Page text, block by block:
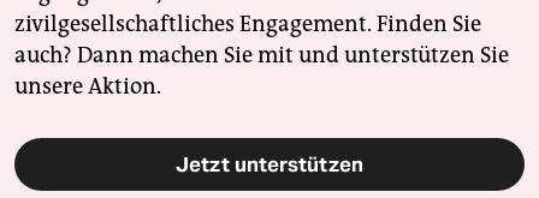
zivilgesellschaftliches Engagement. Finden Sie
auch? Dann machen Sie mit und unterstützen Sie
unsere Aktion.
Jetzt unterstützen